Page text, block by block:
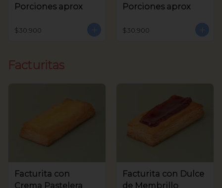
Porciones aprox
$30.900
Porciones aprox
$30.900
Facturitas
Facturita con
Crema Pastelera
Facturita con Dulce
de Membrillo